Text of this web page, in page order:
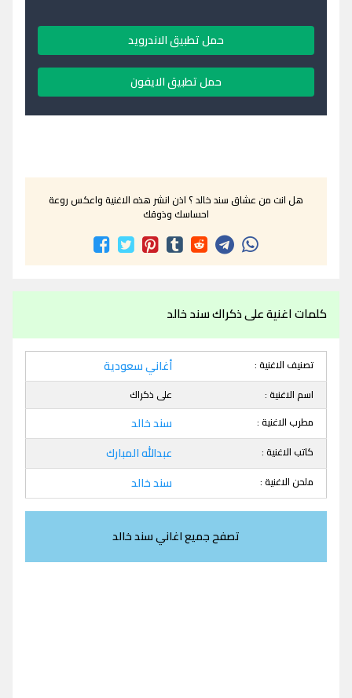
حمل تطبيق الاندرويد
حمل تطبيق الايفون
هل انت من عشاق سند خالد ؟ اذن انشر هذه الاغنية واعكس روعة
احساسك وذوقك
كلمات اغنية على ذكراك سند خالد
تصنيف الاغنية : أغاني سعودية
اسم الاغنية :
على ذكراك
مطرب الاغنية :
سند خالد
كاتب الاغنية : عبدالله المبارك
ملحن الاغنية : سند خالد
تصفح جميع اغاني سند خالد